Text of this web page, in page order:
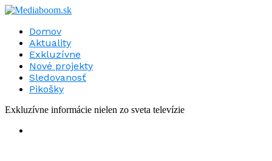
Domov
Aktuality
Exkluzívne
Nové projekty
Sledovanosť
Pikošky
Exkluzívne informácie nielen zo sveta televízie